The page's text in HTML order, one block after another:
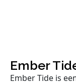
Ember
Ember Tide is